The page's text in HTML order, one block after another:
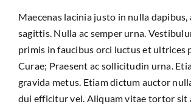
Maecenas lacinia justo in nulla dapibus,
sagittis. Nulla ac semper urna.
primis in faucibus orci luctus et ultrices
Curae; Praesent ac sollicitudin urna.
gravida metus. Etiam dictum auctor
dui efficitur vel. Aliquam vitae tortor sit